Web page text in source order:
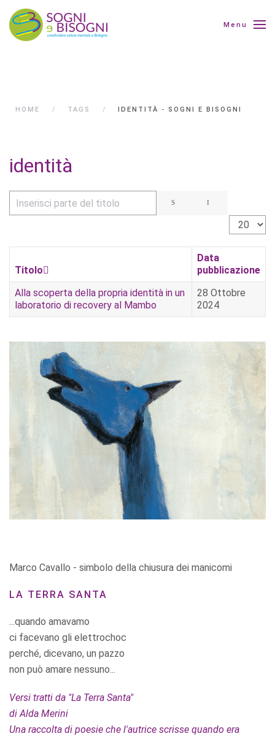
Menu
HOME TAGS IDENTITÀ - SOGNI E BISOGNI
identità
Inserisci parte del titolo
Visualizza
Titolo
Data
pubblicazione
Alla scoperta della propria identità in un
laboratorio di recovery al Mambo
28 Ottobre
2024
Marco Cavallo - simbolo della chiusura dei manicomi
LA TERRA SANTA
...quando amavamo
ci facevano gli elettrochoc
perché, dicevano, un pazzo
non può amare nessuno...
Versi tratti da "La Terra Santa"
di Alda Merini
Una raccolta di poesie che l'autrice scrisse quando era